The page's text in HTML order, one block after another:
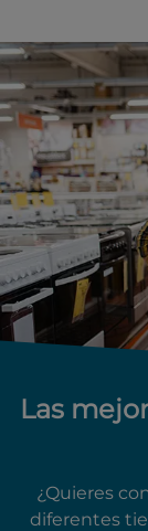
Las
¿Quieres
diferentes